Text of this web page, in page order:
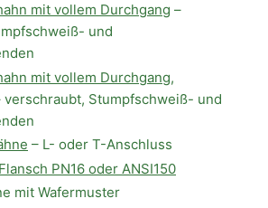
mit vollem Durchgang –
und
mit vollem Durchgang,
verschraubt, Stumpfschweiß- und
– L- oder T-Anschluss
PN16 oder ANSI150
mit Wafermuster